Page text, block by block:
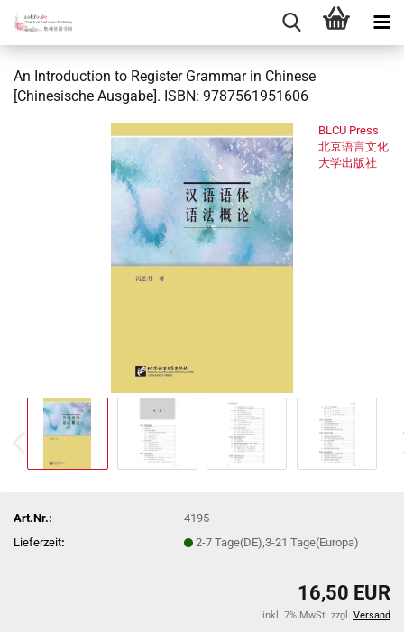
An Introduction to Register Grammar in Chinese
[Chinesische Ausgabe]. ISBN: 9787561951606
BLCU Press
北京语言文化
大学出版社
Art.Nr.:
4195
Lieferzeit: 2-7 Tage(DE),3-21 Tage(Europa)
16,50 EUR
inkl. 7% MwSt. zzgl. Versand